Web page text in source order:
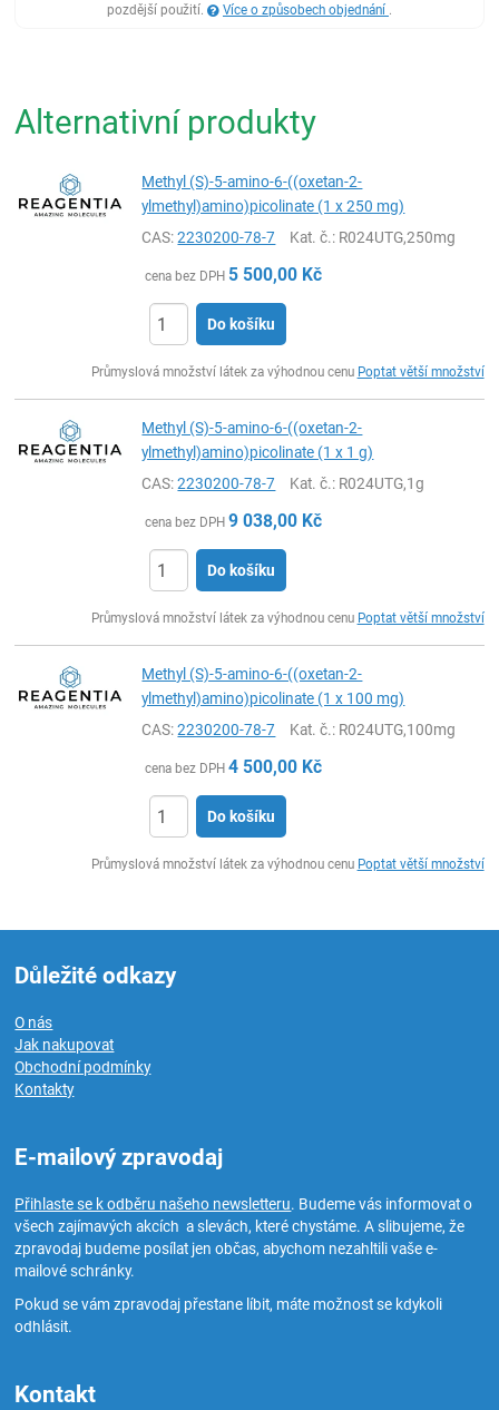
pozdější použití.
Více o způsobech objednání .
Alternativní produkty
Methyl (S)-5-amino-6-((oxetan-2-
ylmethyl)amino)picolinate (1 x 250 mg)
CAS:2230200-78-7 Kat. č.: R024UTG,250mg
cena bez DPH 5 500,00 Kč
Do košíku
Průmyslová množství látek za výhodnou cenu Poptat větší množství
Methyl (S)-5-amino-6-((oxetan-2-
ylmethyl)amino)picolinate (1 x 1 g)
CAS:2230200-78-7 Kat. č.: R024UTG,1g
cena bez DPH 9 038,00 Kč
Do košíku
Průmyslová množství látek za výhodnou cenu Poptat větší množství
Methyl (S)-5-amino-6-((oxetan-2-
ylmethyl)amino)picolinate (1 x 100 mg)
CAS:2230200-78-7 Kat. č.: R024UTG,100mg
cena bez DPH 4 500,00 Kč
Do košíku
Průmyslová množství látek za výhodnou cenu Poptat větší množství
Důležité odkazy
O nás
Jak nakupovat
Obchodní podmínky
Kontakty
E-mailový zpravodaj
Přihlaste se k odběru našeho newsletteru. Budeme vás informovat o
všech zajímavých akcích a slevách, které chystáme. A slibujeme, že
zpravodaj budeme posílat jen občas, abychom nezahltili vaše e-
mailové schránky.
Pokud se vám zpravodaj přestane líbit, máte možnost se kdykoli
odhlásit.
Kontakt